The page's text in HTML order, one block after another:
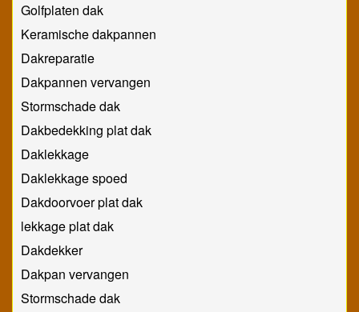
Golfplaten dak
Keramische dakpannen
Dakreparatie
Dakpannen vervangen
Stormschade dak
Dakbedekking plat dak
Daklekkage
Daklekkage spoed
Dakdoorvoer plat dak
lekkage plat dak
Dakdekker
Dakpan vervangen
Stormschade dak